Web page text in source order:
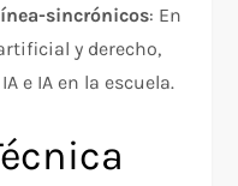
sincrónicos: En
y derecho,
e IA en la escuela.​